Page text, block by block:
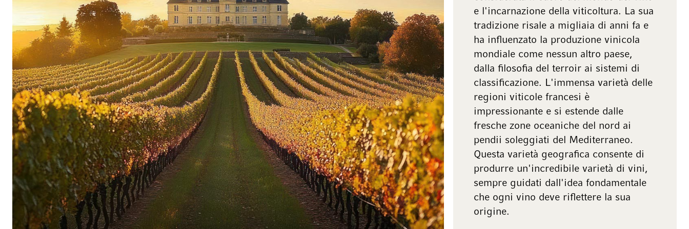
e l'incarnazione della viticoltura. La sua
tradizione risale a migliaia di anni fa e
ha influenzato la produzione vinicola
mondiale come nessun altro paese,
dalla filosofia del terroir ai sistemi di
classificazione. L'immensa varietà delle
regioni viticole francesi è
impressionante e si estende dalle
fresche zone oceaniche del nord ai
pendii soleggiati del Mediterraneo.
Questa varietà geografica consente di
produrre un'incredibile varietà di vini,
sempre guidati dall'idea fondamentale
che ogni vino deve riflettere la sua
origine.